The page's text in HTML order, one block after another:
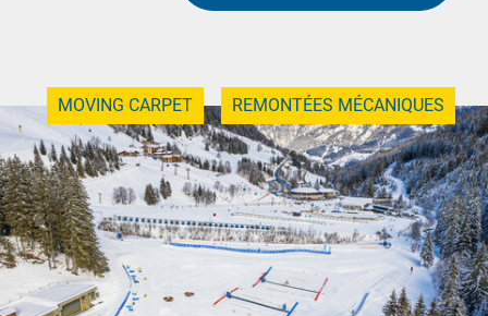
MOVING CARPET REMONTÉES MÉCANIQUES